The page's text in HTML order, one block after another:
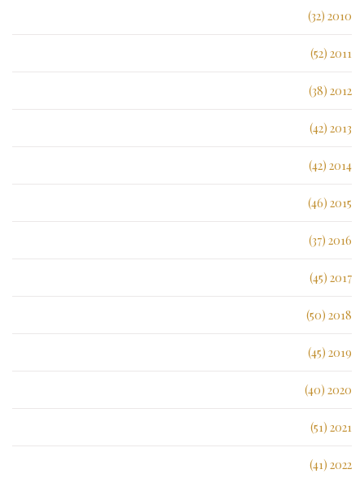
2010 (32)
2011 (52)
2012 (38)
2013 (42)
2014 (42)
2015 (46)
2016 (37)
2017 (45)
2018 (50)
2019 (45)
2020 (40)
2021 (51)
2022 (41)